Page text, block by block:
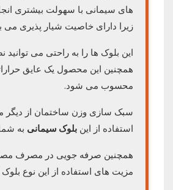
های سیمانی با سهولت بیشتری
زیرا دارای خاصیت شیار پذیری می
این بلوک ها را به راحتی می توانید
همچنین این محصول یک عایق­
محسوب می شود.
سبک سازی وزن ساختمان از دیگر
استفاده از این بلوک سیمانی به
همچنین صرفه جویی در مصرف
مزیت های استفاده از این نوع